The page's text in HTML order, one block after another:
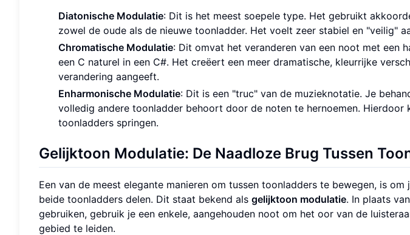
Diatonische Modulatie: Dit is het meest soepele type. Het gebruikt
zowel de oude als de nieuwe toonladder. Het voelt zeer stabiel en "veilig"
Chromatische Modulatie: Dit omvat het veranderen van een noot met een
een C naturel in een C#. Het creëert een meer dramatische, kleurrijke
verandering aangeeft.
Enharmonische Modulatie: Dit is een "truc" van de muzieknotatie. Je
volledig andere toonladder behoort door de noten te hernoemen. Hierdoor
toonladders springen.
Gelijktoon Modulatie: De Naadloze Brug Tussen
Een van de meest elegante manieren om tussen toonladders te bewegen, is
beide toonladders delen. Dit staat bekend als gelijktoon modulatie. In plaats
gebruiken, gebruik je een enkele, aangehouden noot om het oor van de
gebied te leiden.